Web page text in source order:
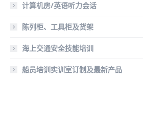
计算机房/英语听力会话
陈列柜、工具柜及货架
海上交通安全技能培训
船员培训实训室订制及最新产品